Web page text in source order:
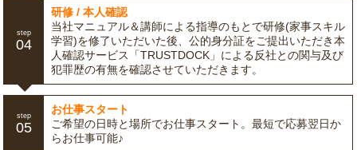
step
04
研修 / 本人確認
当社マニュアル＆講師による指導のもとで研修(家事スキル
学習)を修了いただいた後、公的身分証をご提出いただき本
人確認サービス「TRUSTDOCK」による反社との関与及び
犯罪歴の有無を確認させていただきます。
step
05
お仕事スタート
ご希望の日時と場所でお仕事スタート。最短で応募翌日か
らお仕事可能♪